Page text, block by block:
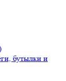
бутылки и